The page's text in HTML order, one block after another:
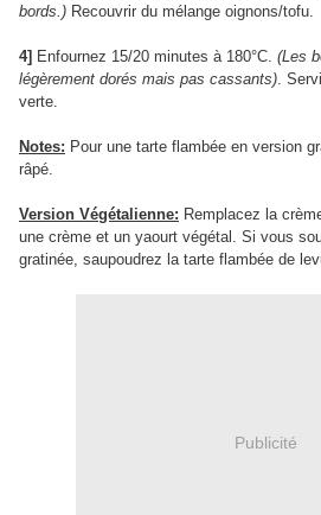
bords.) Recouvrir du mélange oignons/tofu.
4] Enfournez 15/20 minutes à 180°C. (Les
légèrement dorés mais pas cassants).
verte.
Notes: Pour une tarte flambée en version
râpé.
Version Végétalienne: Remplacez la
une crème et un yaourt végétal. Si vous
gratinée, saupoudrez la tarte flambée de
Publicité